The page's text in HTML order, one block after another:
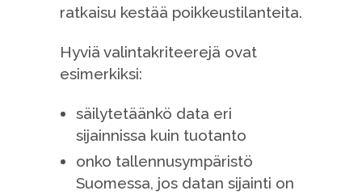
ratkaisu kestää poikkeustilanteita.
Hyviä valintakriteerejä ovat
esimerkiksi:
säilytetäänkö data eri
sijainnissa kuin tuotanto
onko tallennusympäristö
Suomessa, jos datan sijainti on